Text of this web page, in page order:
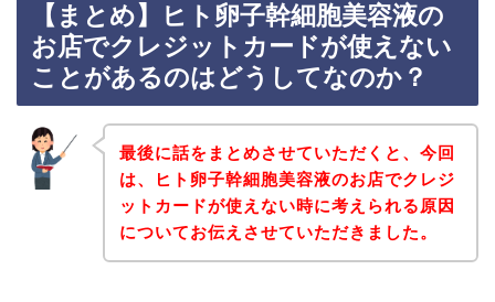
【まとめ】ヒト卵子幹細胞美容液の
お店でクレジットカードが使えない
ことがあるのはどうしてなのか？
最後に話をまとめさせていただくと、今回
は、ヒト卵子幹細胞美容液のお店でクレジ
ットカードが使えない時に考えられる原因
についてお伝えさせていただきました。